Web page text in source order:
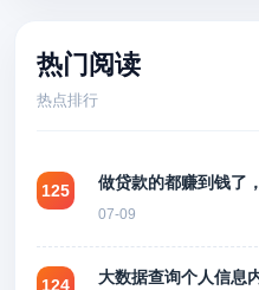
热门阅读
热点排行
125 做贷款的都赚到钱了
07-09
124
大数据查询个人信息